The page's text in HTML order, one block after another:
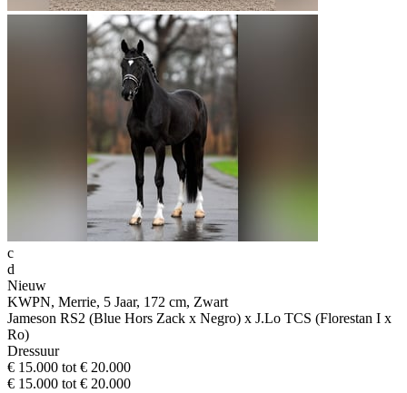
c
d
Nieuw
KWPN, Merrie, 5 Jaar, 172 cm, Zwart
Jameson RS2 (Blue Hors Zack x Negro) x J.Lo TCS (Florestan I x
Ro)
Dressuur
€ 15.000 tot € 20.000
€ 15.000 tot € 20.000